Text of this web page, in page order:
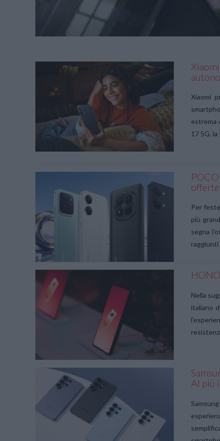
VIEW POST
Xiaomi
estrema
17 5G,
VIEW POST
Per
più
segna
Nella
italiano
AI più